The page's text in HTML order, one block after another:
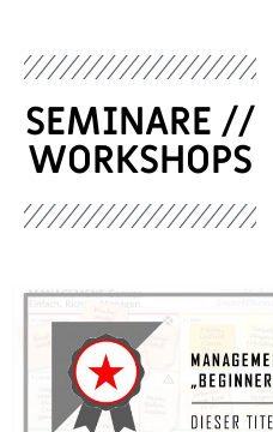
SEMINARE //
WORKSHOPS